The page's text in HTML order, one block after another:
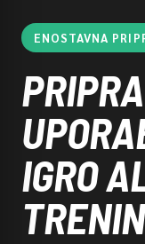
ENOSTAVNA
IGRO